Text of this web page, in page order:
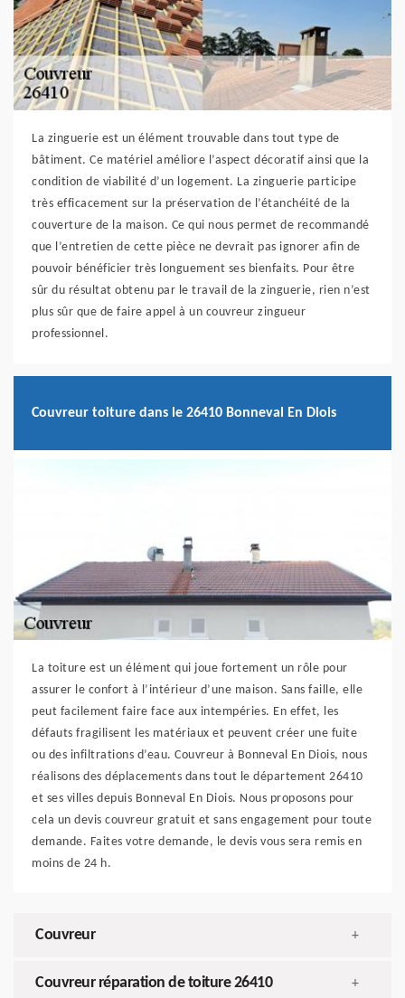
La zinguerie est un élément trouvable dans tout type de
bâtiment. Ce matériel améliore l’aspect décoratif ainsi que la
condition de viabilité d’un logement. La zinguerie participe
très efficacement sur la préservation de l’étanchéité de la
couverture de la maison. Ce qui nous permet de recommandé
que l’entretien de cette pièce ne devrait pas ignorer afin de
pouvoir bénéficier très longuement ses bienfaits. Pour être
sûr du résultat obtenu par le travail de la zinguerie, rien n’est
plus sûr que de faire appel à un couvreur zingueur
professionnel.
Couvreur toiture dans le 26410 Bonneval En Diois
La toiture est un élément qui joue fortement un rôle pour
assurer le confort à l’intérieur d’une maison. Sans faille, elle
peut facilement faire face aux intempéries. En effet, les
défauts fragilisent les matériaux et peuvent créer une fuite
ou des infiltrations d’eau. Couvreur à Bonneval En Diois, nous
réalisons des déplacements dans tout le département 26410
et ses villes depuis Bonneval En Diois. Nous proposons pour
cela un devis couvreur gratuit et sans engagement pour toute
demande. Faites votre demande, le devis vous sera remis en
moins de 24 h.
Couvreur +
Couvreur réparation de toiture 26410 +